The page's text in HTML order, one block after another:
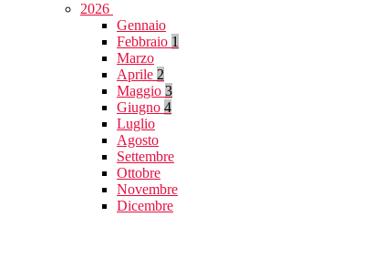
2026
Gennaio
Febbraio 1
Marzo
Aprile 2
Maggio 3
Giugno 4
Luglio
Agosto
Settembre
Ottobre
Novembre
Dicembre